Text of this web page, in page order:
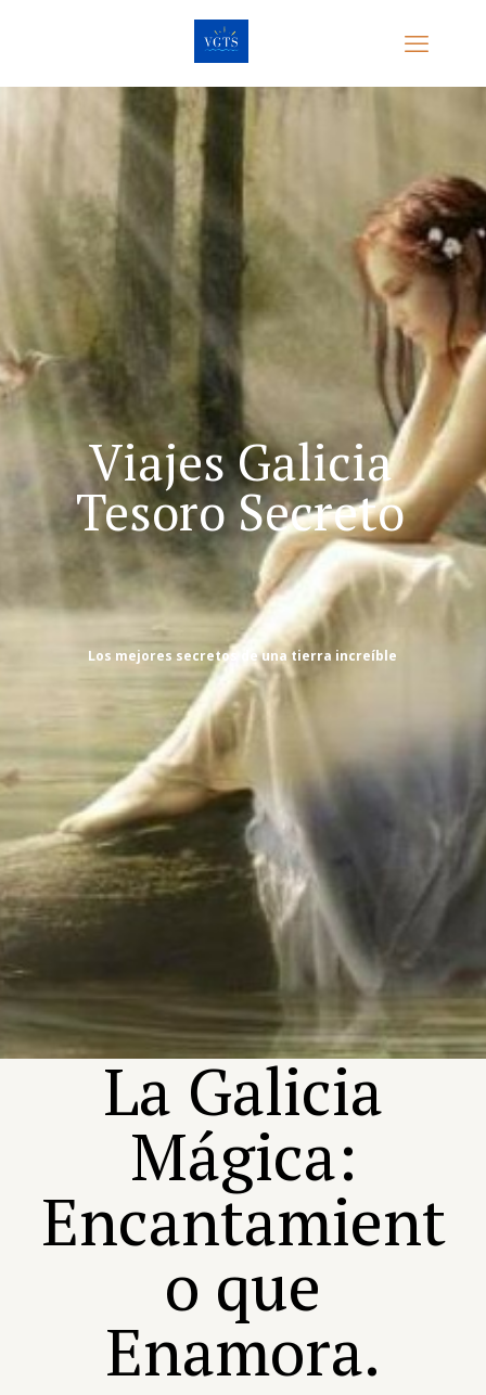
Viajes Galicia
Tesoro Secreto
Los mejores secretos de una tierra increíble
La Galicia
Mágica:
Encantamient
o que
Enamora.